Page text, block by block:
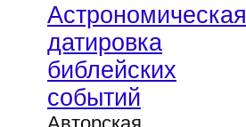
Астрономическая
датировка
библейских
событий